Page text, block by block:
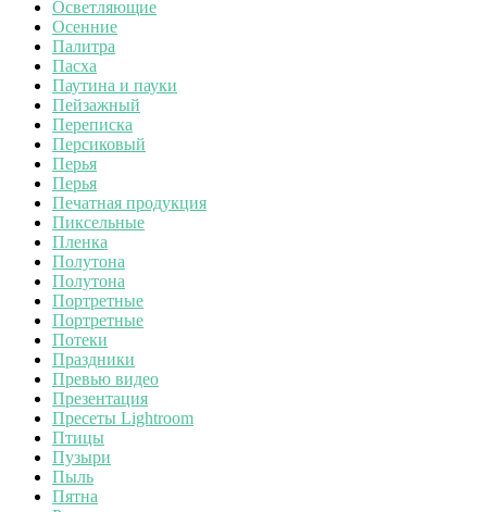
Осветляющие
Осенние
Палитра
Пасха
Паутина и пауки
Пейзажный
Переписка
Персиковый
Перья
Перья
Печатная продукция
Пиксельные
Пленка
Полутона
Полутона
Портретные
Портретные
Потеки
Праздники
Превью видео
Презентация
Пресеты Lightroom
Птицы
Пузыри
Пыль
Пятна